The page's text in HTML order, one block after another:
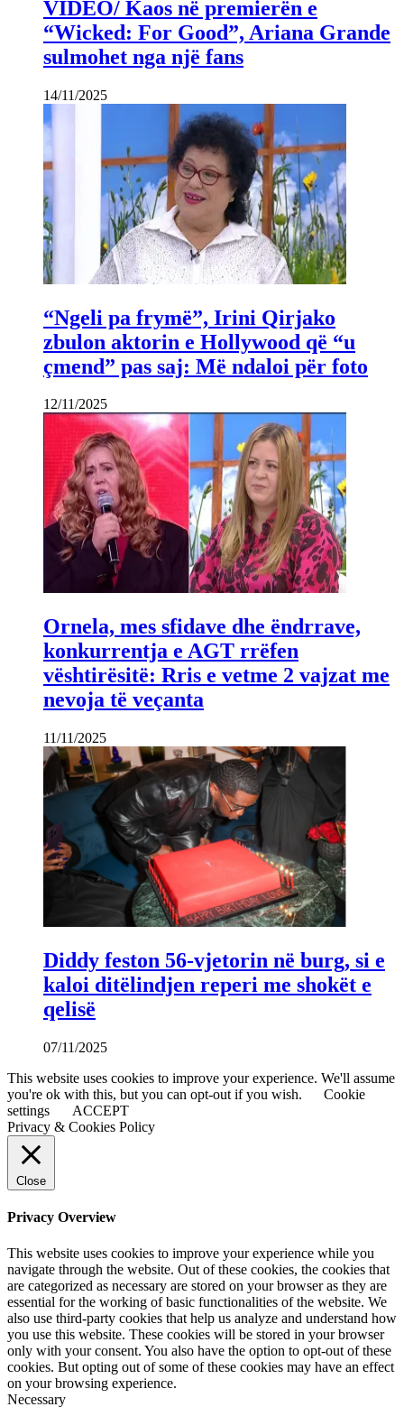
VIDEO/ Kaos në premierën e
“Wicked: For Good”, Ariana Grande
sulmohet nga një fans
14/11/2025
“Ngeli pa frymë”, Irini Qirjako
zbulon aktorin e Hollywood që “u
çmend” pas saj: Më ndaloi për foto
12/11/2025
Ornela, mes sfidave dhe ëndrrave,
konkurrentja e AGT rrëfen
vështirësitë: Rris e vetme 2 vajzat me
nevoja të veçanta
11/11/2025
Diddy feston 56-vjetorin në burg, si e
kaloi ditëlindjen reperi me shokët e
qelisë
07/11/2025
This website uses cookies to improve your experience. We'll assume
you're ok with this, but you can opt-out if you wish.
Cookie
settings
ACCEPT
Privacy & Cookies Policy
Close
Privacy Overview
This website uses cookies to improve your experience while you
navigate through the website. Out of these cookies, the cookies that
are categorized as necessary are stored on your browser as they are
essential for the working of basic functionalities of the website. We
also use third-party cookies that help us analyze and understand how
you use this website. These cookies will be stored in your browser
only with your consent. You also have the option to opt-out of these
cookies. But opting out of some of these cookies may have an effect
on your browsing experience.
Necessary